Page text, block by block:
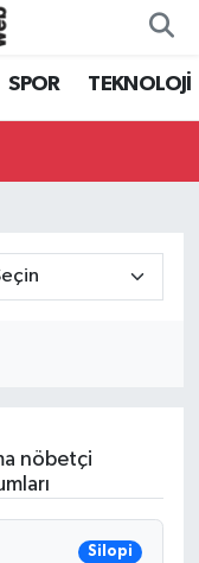
SPOR TEKNOLOJİ
nöbetçi
Silopi